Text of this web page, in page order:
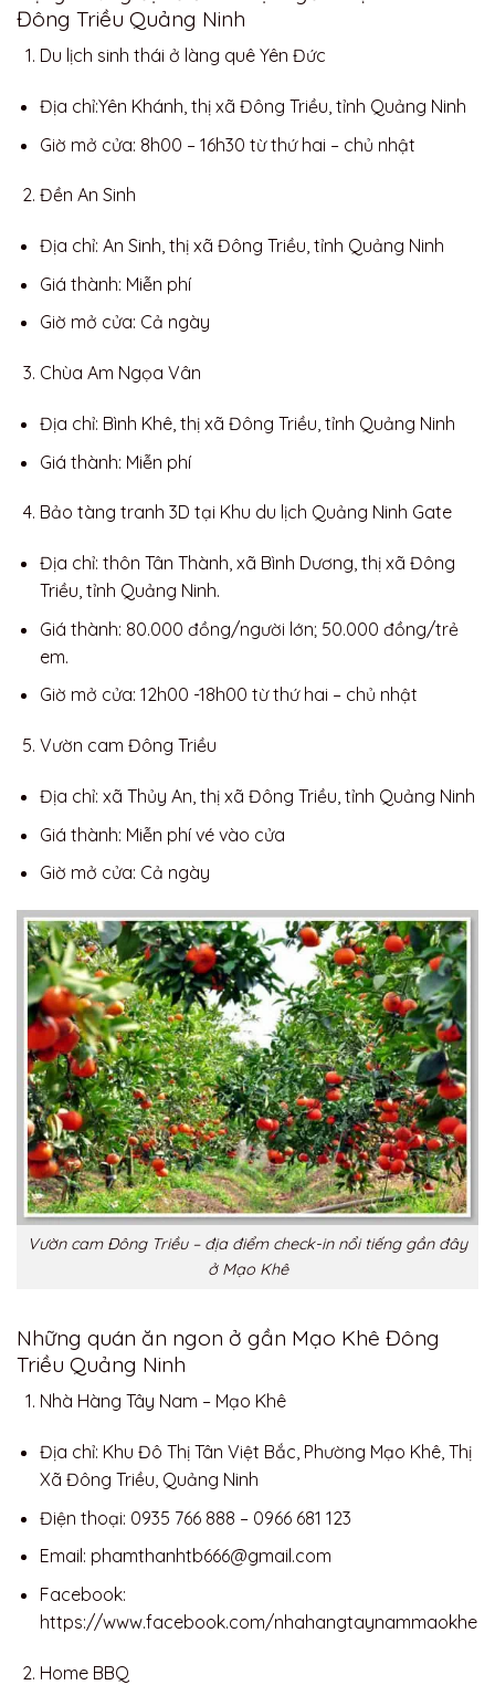
Đông Triều Quảng Ninh
Du lịch sinh thái ở làng quê Yên Đức
Địa chỉ:Yên Khánh, thị xã Đông Triều, tỉnh Quảng Ninh
Giờ mở cửa: 8h00 – 16h30 từ thứ hai – chủ nhật
Đền An Sinh
Địa chỉ: An Sinh, thị xã Đông Triều, tỉnh Quảng Ninh
Giá thành: Miễn phí
Giờ mở cửa: Cả ngày
Chùa Am Ngọa Vân
Địa chỉ: Bình Khê, thị xã Đông Triều, tỉnh Quảng Ninh
Giá thành: Miễn phí
Bảo tàng tranh 3D tại Khu du lịch Quảng Ninh Gate
Địa chỉ: thôn Tân Thành, xã Bình Dương, thị xã Đông
Triều, tỉnh Quảng Ninh.
Giá thành: 80.000 đồng/người lớn; 50.000 đồng/trẻ
em.
Giờ mở cửa: 12h00 -18h00 từ thứ hai – chủ nhật
Vườn cam Đông Triều
Địa chỉ: xã Thủy An, thị xã Đông Triều, tỉnh Quảng Ninh
Giá thành: Miễn phí vé vào cửa
Giờ mở cửa: Cả ngày
Vườn cam Đông Triều – địa điểm check-in nổi tiếng gần đây
ở Mạo Khê
Những quán ăn ngon ở gần Mạo Khê Đông
Triều Quảng Ninh
Nhà Hàng Tây Nam – Mạo Khê
Địa chỉ: Khu Đô Thị Tân Việt Bắc, Phường Mạo Khê, Thị
Xã Đông Triều, Quảng Ninh
Điện thoại: 0935 766 888 – 0966 681 123
Email: phamthanhtb666@gmail.com
Facebook:
https://www.facebook.com/nhahangtaynammaokhe
Home BBQ